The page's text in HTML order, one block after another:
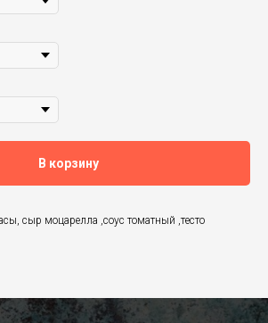
В корзину
сыр моцарелла ,соус томатный ,тесто